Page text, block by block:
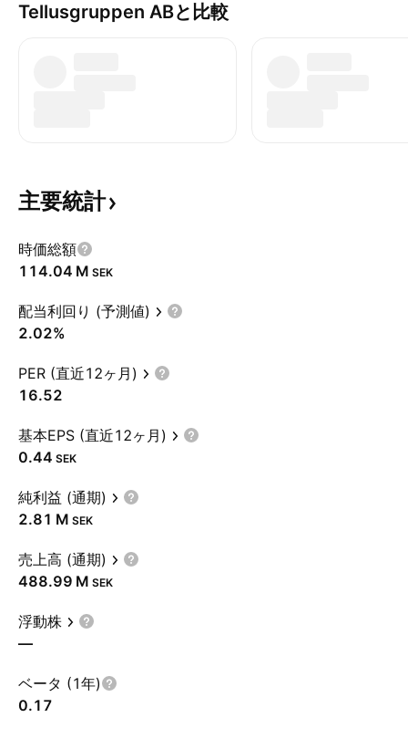
Tellusgruppen ABと比較
主要統計
時価総額
‪114.04 M‬ SEK
配当利回り (予測値)
2.02%
PER (直近12ヶ月)
16.52
基本EPS (直近12ヶ月)
0.44 SEK
純利益 (通期)
‪2.81 M‬ SEK
売上高 (通期)
‪488.99 M‬ SEK
浮動株
—
ベータ (1年)
0.17